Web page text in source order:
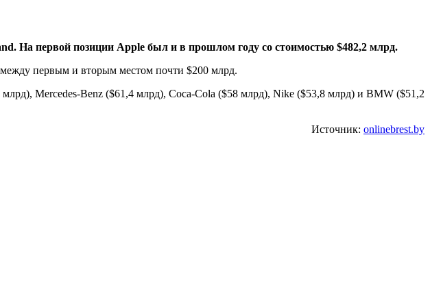
На первой позиции Apple был и в прошлом году со стоимостью $482,2 млрд.
первым и вторым местом почти $200 млрд.
Mercedes-Benz ($61,4 млрд), Coca-Cola ($58 млрд), Nike ($53,8 млрд) и BMW ($51,2
Источник: onlinebrest.by